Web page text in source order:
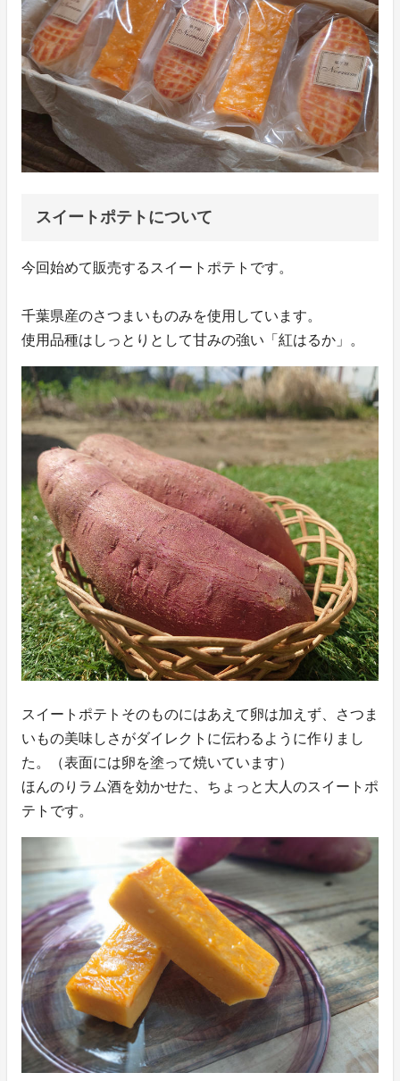
スイートポテトについて
今回始めて販売するスイートポテトです。
千葉県産のさつまいものみを使用しています。
使用品種はしっとりとして甘みの強い「紅はるか」。
スイートポテトそのものにはあえて卵は加えず、さつま
いもの美味しさがダイレクトに伝わるように作りまし
た。（表面には卵を塗って焼いています）
ほんのりラム酒を効かせた、ちょっと大人のスイートポ
テトです。